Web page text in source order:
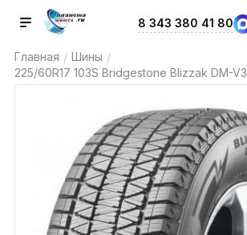
8 343 380 41 80
Главная / Шины /
225/60R17 103S Bridgestone Blizzak DM-V3